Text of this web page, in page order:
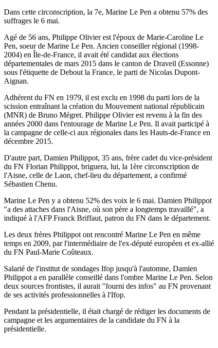
Dans cette circonscription, la 7e, Marine Le Pen a obtenu 57% des
suffrages le 6 mai.
Agé de 56 ans, Philippe Olivier est l'époux de Marie-Caroline Le
Pen, soeur de Marine Le Pen. Ancien conseiller régional (1998-
2004) en Île-de-France, il avait été candidat aux élections
départementales de mars 2015 dans le canton de Draveil (Essonne)
sous l'étiquette de Debout la France, le parti de Nicolas Dupont-
Aignan.
Adhérent du FN en 1979, il est exclu en 1998 du parti lors de la
scission entraînant la création du Mouvement national républicain
(MNR) de Bruno Mégret. Philippe Olivier est revenu à la fin des
années 2000 dans l'entourage de Marine Le Pen. Il avait participé à
la campagne de celle-ci aux régionales dans les Hauts-de-France en
décembre 2015.
D'autre part, Damien Philippot, 35 ans, frère cadet du vice-président
du FN Florian Philippot, briguera, lui, la 1ère circonscription de
l'Aisne, celle de Laon, chef-lieu du département, a confirmé
Sébastien Chenu.
Marine Le Pen y a obtenu 52% des voix le 6 mai. Damien Philippot
"a des attaches dans l'Aisne, où son père a longtemps travaillé", a
indiqué à l'AFP Franck Briffaut, patron du FN dans le département.
Les deux frères Philippot ont rencontré Marine Le Pen en même
temps en 2009, par l'intermédiaire de l'ex-député européen et ex-allié
du FN Paul-Marie Coûteaux.
Salarié de l'institut de sondages Ifop jusqu'à l'automne, Damien
Philippot a en parallèle conseillé dans l'ombre Marine Le Pen. Selon
deux sources frontistes, il aurait "fourni des infos" au FN provenant
de ses activités professionnelles à l'Ifop.
Pendant la présidentielle, il était chargé de rédiger les documents de
campagne et les argumentaires de la candidate du FN à la
présidentielle.